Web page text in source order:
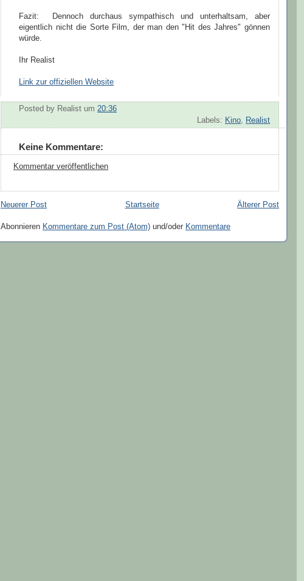
Fazit: Dennoch durchaus sympathisch und unterhaltsam, aber
eigentlich nicht die Sorte Film, der man den "Hit des Jahres" gönnen
würde.
Ihr Realist
Link zur offiziellen Website
Posted by Realist um 20:36
Labels: Kino, Realist
Keine Kommentare:
Kommentar veröffentlichen
Neuerer Post Älterer Post
Startseite
Abonnieren Kommentare zum Post (Atom) und/oder Kommentare